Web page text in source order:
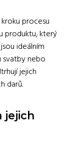
procesu
produktu, který
ideálním
svatby nebo
jejich
darů.
jejich